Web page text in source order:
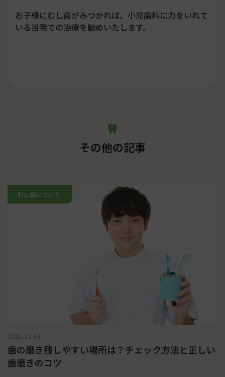
お子様にむし歯がみつかれば、小児歯科に力をいれて
いる当院での治療を勧めいたします。
その他の記事
むし歯について
2025-12-03
歯の磨き残しやすい場所は？チェック方法と正しい
歯磨きのコツ